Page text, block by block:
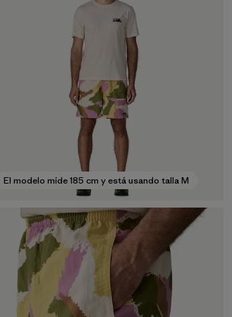
El modelo mide 185 cm y está usando talla M